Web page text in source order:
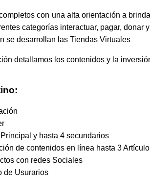
con una alta orientación a
categorías interactuar, pagar, donar
se desarrollan las Tiendas Virtuales
detallamos los contenidos y la
y hasta 4 secundarios
de contenidos en línea hasta 3
con redes Sociales
de Usurarios